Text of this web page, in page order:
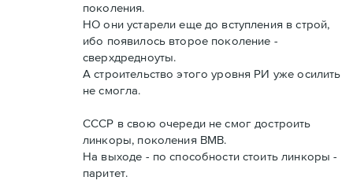
поколения.
НО они устарели еще до вступления в строй,
ибо появилось второе поколение -
сверхдредноуты.
А строительство этого уровня РИ уже осилить
не смогла.
СССР в свою очереди не смог достроить
линкоры, поколения ВМВ.
На выходе - по способности стоить линкоры -
паритет.